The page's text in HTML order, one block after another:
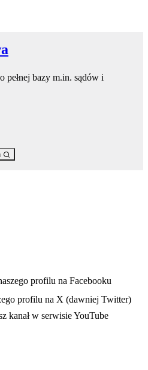
pełnej bazy m.in. sądów i
w nowej karcieprofilu na Facebooku
profilu na X (dawniej Twitter)
w nowej karcie
kanał w serwisie YouTube